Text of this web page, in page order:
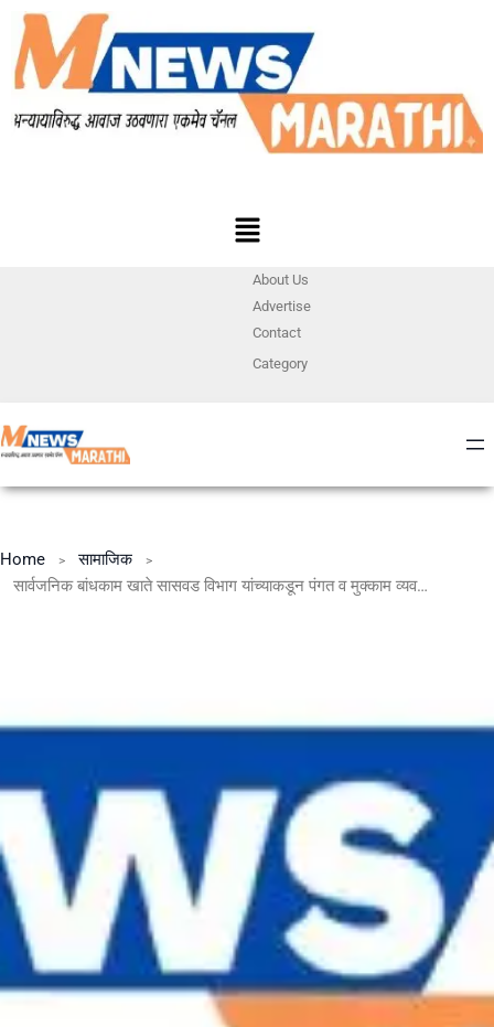
About Us
Advertise
Contact
Category
Home
सामाजिक
सार्वजनिक बांधकाम खाते सासवड विभाग यांच्याकडून पंगत व मुक्काम व्यवस्था